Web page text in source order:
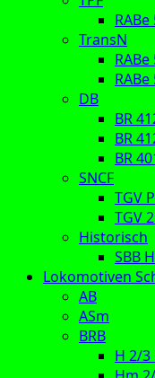
RABe
TransN
RABe
RABe
DB
BR
BR
BR
SNCF
TGV
TGV
Historisch
SBB
Lokomotiven
AB
ASm
BRB
H 2/3